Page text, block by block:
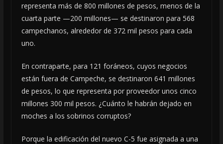
representa más de 800 millones de pesos, menos de la
cuarta parte —200 millones— se destinaron para 568
campechanos, alrededor de 372 mil pesos para cada
uno.
En contraparte, para 121 foráneos, cuyos negocios
están fuera de Campeche, se destinaron 641 millones
de pesos, lo que representa por proveedor unos cinco
millones 300 mil pesos. ¿Cuánto le habrán dejado en
moches a los sobrinos corruptos?
Porque la edificación del nuevo C-5 fue asignada a una